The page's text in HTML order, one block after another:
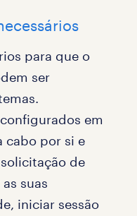
para que o
ser
em
cabo por si e
de
suas
iniciar sessão